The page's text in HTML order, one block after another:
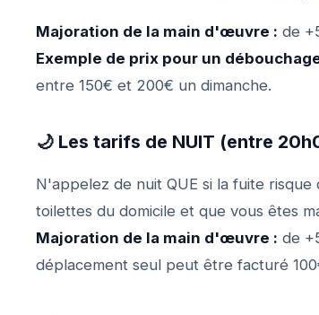
Majoration de la main d'œuvre : de
Exemple de prix pour un
entre 150€ et 200€ un dimanche.
🌙 Les tarifs de NUIT (entre
N'appelez de nuit QUE si la fuite
toilettes du domicile et que vous êtes
Majoration de la main d'œuvre : de
déplacement seul peut être facturé